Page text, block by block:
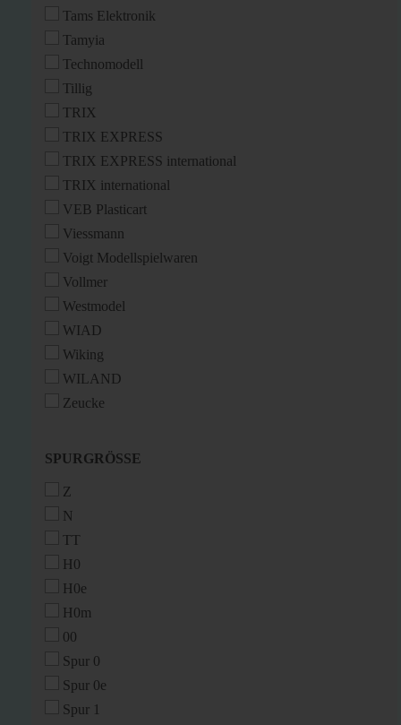
Tams Elektronik
Tamyia
Technomodell
Tillig
TRIX
TRIX EXPRESS
TRIX EXPRESS international
TRIX international
VEB Plasticart
Viessmann
Voigt Modellspielwaren
Vollmer
Westmodel
WIAD
Wiking
WILAND
Zeucke
SPURGRÖSSE
SPURGRÖSSE
Z
N
TT
H0
H0e
H0m
00
Spur 0
Spur 0e
Spur 1